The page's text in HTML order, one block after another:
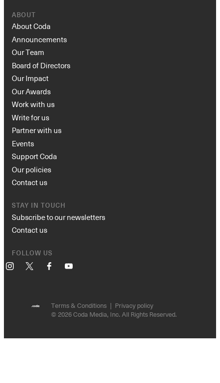
ABOUT
About Coda
Announcements
Our Team
Board of Directors
Our Impact
Our Awards
Work with us
Write for us
Partner with us
Events
Support Coda
Our policies
Contact us
STAY IN TOUCH
Subscribe to our newsletters
Contact us
FOLLOW US
Instagram FacebookYouTube
Terms & Conditions
Privacy policy
© 2026 Coda Media, Inc. All Rights Reserved.